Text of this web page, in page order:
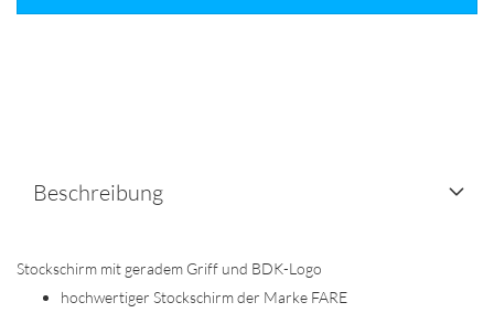
Beschreibung
Stockschirm mit geradem Griff und BDK-Logo
hochwertiger Stockschirm der Marke FARE